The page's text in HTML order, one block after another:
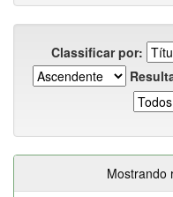
Classificar por:
Mostrando